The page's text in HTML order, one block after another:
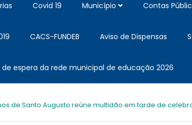
Covid 19 Município Contas
CACS-FUNDEB Aviso de Dispensas
espera da rede municipal de educação 2026
de Santo Augusto reúne multidão em tarde de